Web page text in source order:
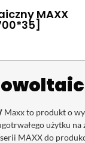
MAXX
Maxx to produkt o
użytku
MAXX do